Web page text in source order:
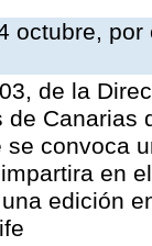
octubre,
de la
de Canarias
se convoca
en
edición